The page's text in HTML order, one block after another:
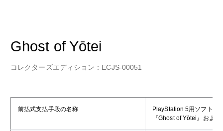
Ghost of Yōtei
コレクターズエディション：ECJS-00051
前払式支払手段の名称
PlayStation 5用ソフトウ
『Ghost of Yōtei』およ